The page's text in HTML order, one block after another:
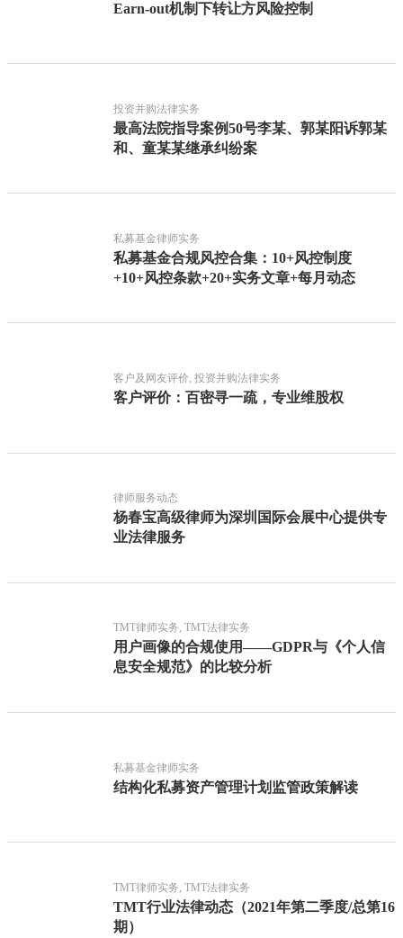
Earn-out机制下转让方风险控制
投资并购法律实务
最高法院指导案例50号李某、郭某阳诉郭某
和、童某某继承纠纷案
私募基金律师实务
私募基金合规风控合集：10+风控制度
+10+风控条款+20+实务文章+每月动态
客户及网友评价, 投资并购法律实务
客户评价：百密寻一疏，专业维股权
律师服务动态
杨春宝高级律师为深圳国际会展中心提供专
业法律服务
TMT律师实务, TMT法律实务
用户画像的合规使用——GDPR与《个人信
息安全规范》的比较分析
私募基金律师实务
结构化私募资产管理计划监管政策解读
TMT律师实务, TMT法律实务
TMT行业法律动态（2021年第二季度/总第16
期）